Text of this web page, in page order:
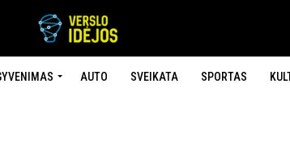
AUTO SVEIKATA SPORTAS